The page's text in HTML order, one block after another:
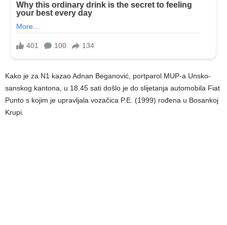
Kako je za N1 kazao Adnan Beganović, portparol MUP-a Unsko-
sanskog kantona, u 18.45 sati došlo je do slijetanja automobila Fiat
Punto s kojim je upravljala vozačica P.E. (1999) rođena u Bosankoj
Krupi.